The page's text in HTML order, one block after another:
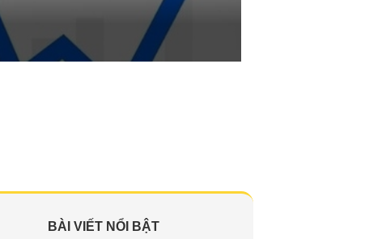
BÀI VIẾT NỔI BẬT